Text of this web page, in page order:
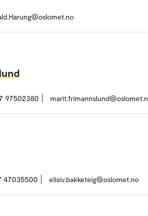
97502380
47035500 elisiv.bakketeig@oslomet.no